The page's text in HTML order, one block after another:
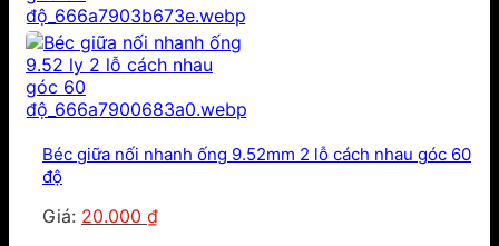
Béc giữa nối nhanh ống 9.52mm 2 lỗ cách nhau góc 60
độ
Giá: Giá
20.000 ₫Giá